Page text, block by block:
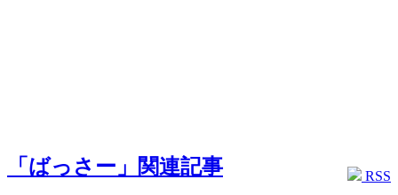
RSS
「ばっさー」関連記事